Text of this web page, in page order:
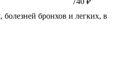
бронхов и легких, в